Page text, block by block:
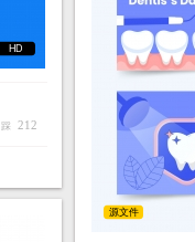
HD
踩 212
源文件